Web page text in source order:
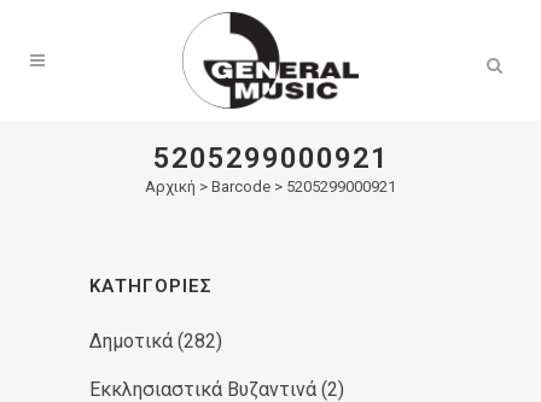
5205299000921
Αρχική > Barcode > 5205299000921
ΚΑΤΗΓΟΡΊΕΣ
Δημοτικά (282)
Εκκλησιαστικά Βυζαντινά (2)